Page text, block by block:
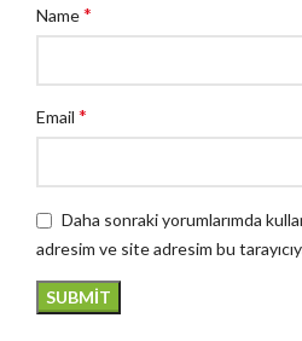
Name*
Email *
Daha sonraki yorumlarımda
adresim ve site adresim bu